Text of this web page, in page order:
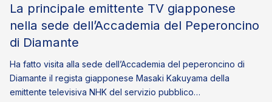
La principale emittente TV giapponese
nella sede dell’Accademia del Peperoncino
di Diamante
Ha fatto visita alla sede dell’Accademia del peperoncino di
Diamante il regista giapponese Masaki Kakuyama della
emittente televisiva NHK del servizio pubblico…